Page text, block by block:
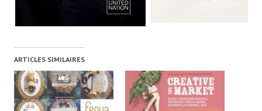
ARTICLES SIMILAIRES